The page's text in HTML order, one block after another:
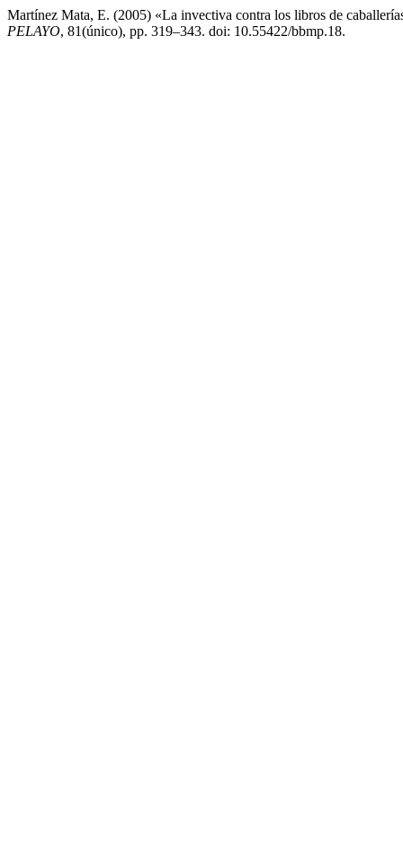
Martínez Mata, E. (2005) «La invectiva contra los libros de
PELAYO, 81(único), pp. 319–343. doi: 10.55422/bbmp.18.